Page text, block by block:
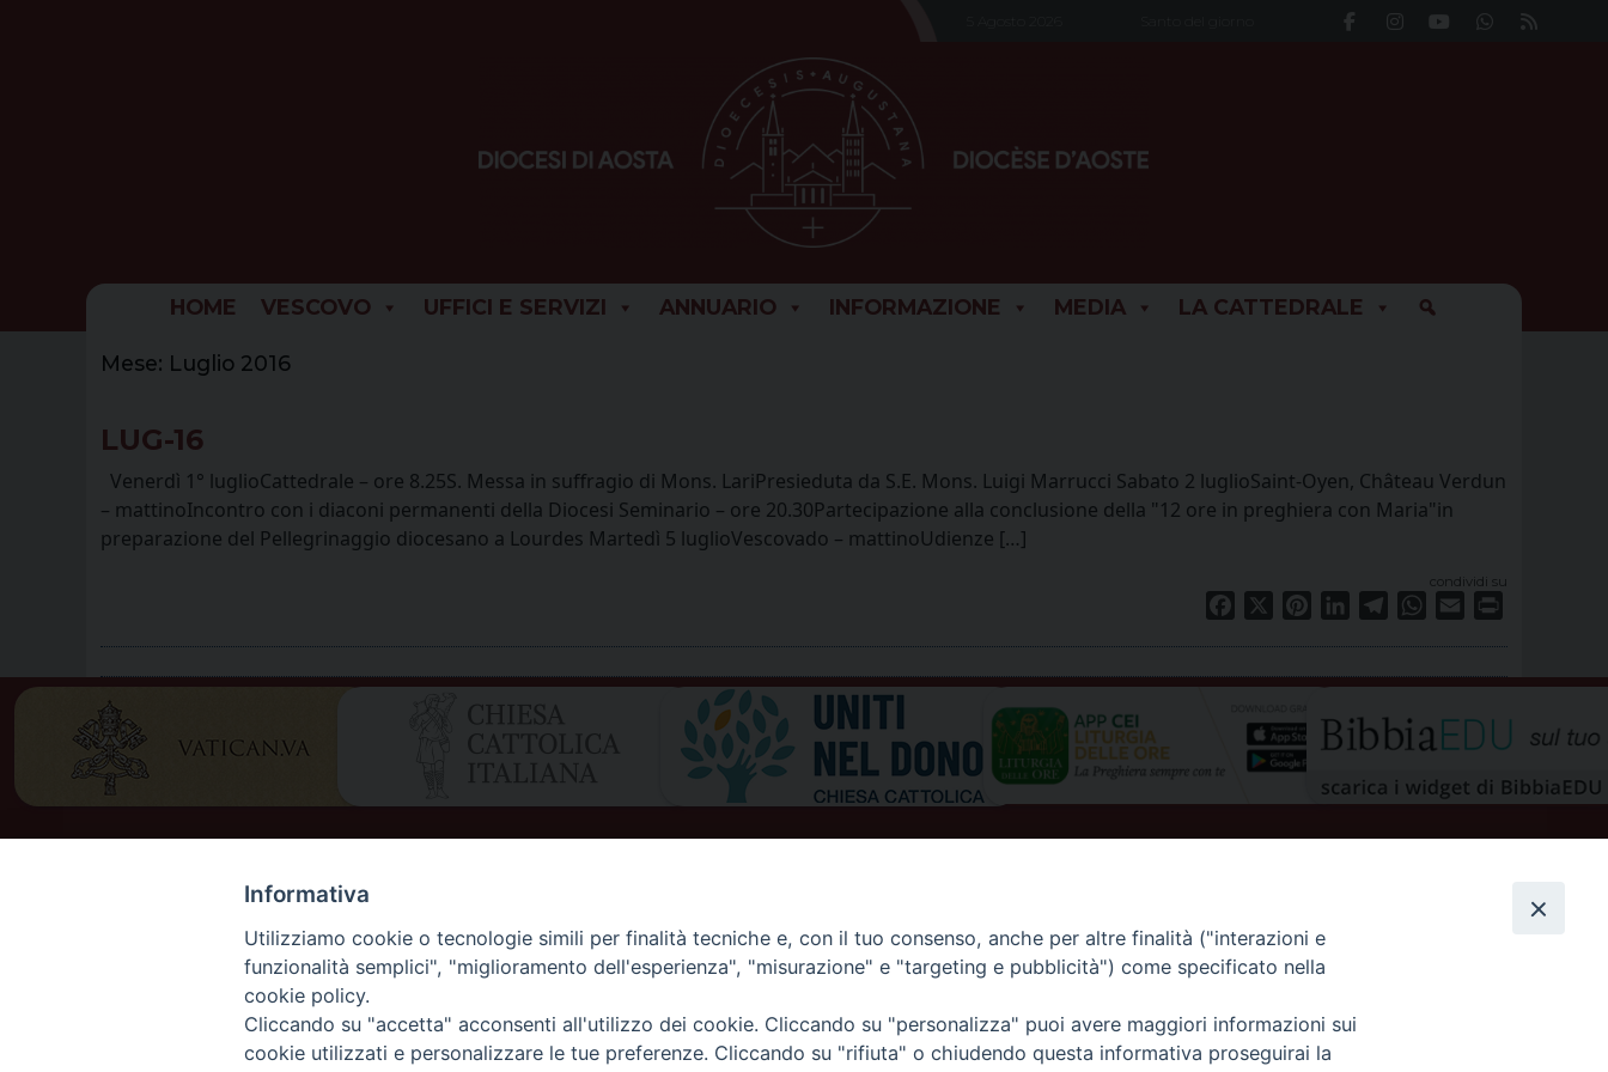
HOME VESCOVO UFFICI E SERVIZI ANNUARIO INFORMAZIONE MEDIA LA CATTEDRALE
Mese: Luglio 2016
LUG-16
Venerdì 1° luglioCattedrale – ore 8.25S. Messa in suffragio di Mons. LariPresieduta da S.E. Mons. Luigi Marrucci Sabato 2 luglioSaint-Oyen, Château Verdun
– mattinoIncontro con i diaconi permanenti della Diocesi Seminario – ore 20.30Partecipazione alla conclusione della "12 ore in preghiera con Maria"in
preparazione del Pellegrinaggio diocesano a Lourdes Martedì 5 luglioVescovado – mattinoUdienze […]
condividi su
Facebook PinterestLinkedInTelegramWhatsApp
Email
DIOCESI DI AOSTA
DIOCÈSE D'AOSTE
Rue Mgr de Sales 3/A 11100 Aosta
tel. 0165.238515 | fax: 0165.238517
C.F. 91011930079
privacy policy
Informativa
Utilizziamo cookie o tecnologie simili per finalità tecniche e, con il tuo consenso, anche per altre finalità ("interazioni e
funzionalità semplici", "miglioramento dell'esperienza", "misurazione" e "targeting e pubblicità") come specificato nella
cookie policy.
Cliccando su "accetta" acconsenti all'utilizzo dei cookie. Cliccando su "personalizza" puoi avere maggiori informazioni sui
cookie utilizzati e personalizzare le tue preferenze. Cliccando su "rifiuta" o chiudendo questa informativa proseguirai la